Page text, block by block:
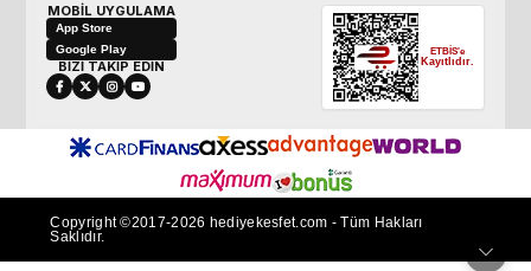
MOBİL UYGULAMA
App Store
Google Play
BİZİ TAKİP EDİN
ETBİS'e
Kayıtlıdır.
Copyright ©2017-2026 hediyekesfet.com - Tüm Hakları
Saklıdır.